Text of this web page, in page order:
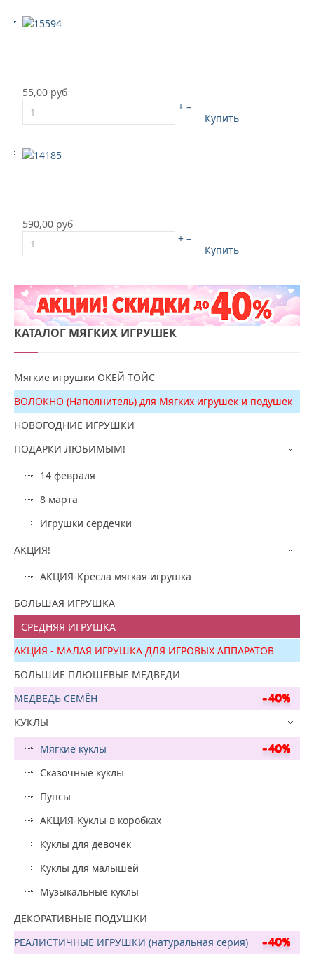
55,00 руб
+ –
Купить
590,00 руб
+ –
Купить
КАТАЛОГ МЯГКИХ ИГРУШЕК
Мягкие игрушки ОКЕЙ ТОЙС
ВОЛОКНО (Наполнитель) для Мягких игрушек и подушек
НОВОГОДНИЕ ИГРУШКИ
ПОДАРКИ ЛЮБИМЫМ!
14 февраля
8 марта
Игрушки сердечки
АКЦИЯ!
АКЦИЯ-Кресла мягкая игрушка
БОЛЬШАЯ ИГРУШКА
СРЕДНЯЯ ИГРУШКА
АКЦИЯ - МАЛАЯ ИГРУШКА ДЛЯ ИГРОВЫХ АППАРАТОВ
БОЛЬШИЕ ПЛЮШЕВЫЕ МЕДВЕДИ
МЕДВЕДЬ СЕМЁН
КУКЛЫ
Мягкие куклы
Сказочные куклы
Пупсы
АКЦИЯ-Куклы в коробках
Куклы для девочек
Куклы для малышей
Музыкальные куклы
ДЕКОРАТИВНЫЕ ПОДУШКИ
РЕАЛИСТИЧНЫЕ ИГРУШКИ (натуральная серия)